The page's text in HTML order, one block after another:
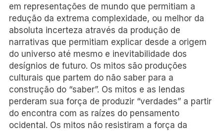
em representações de mundo que permitiam a
redução da extrema complexidade, ou melhor da
absoluta incerteza através da produção de
narrativas que permitiam explicar desde a origem
do universo até mesmo e inevitabilidade dos
desígnios de futuro. Os mitos são produções
culturais que partem do não saber para a
construção do “saber”. Os mitos e as lendas
perderam sua força de produzir “verdades” a partir
do encontra com as raízes do pensamento
ocidental. Os mitos não resistiram a força da